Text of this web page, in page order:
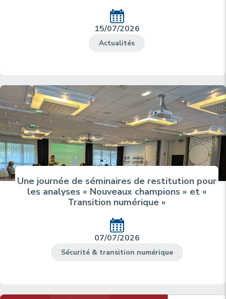
15/07/2026
Actualités
Une journée de séminaires de restitution pour
les analyses « Nouveaux champions » et «
Transition numérique »
07/07/2026
Sécurité & transition numérique